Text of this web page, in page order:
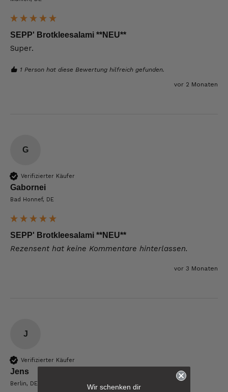
SEPP' Brotkleesalami **NEU**
Super.
1 Person hat diese Bewertung hilfreich gefunden.
vor 2 Monaten
G
Verifizierter Käufer
Gabornei
Bad Honnef, DE
SEPP' Brotkleesalami **NEU**
Rezensent hat keine Kommentare hinterlassen.
vor 3 Monaten
J
Verifizierter Käufer
Jens
Berlin, DE Wir schenken dir